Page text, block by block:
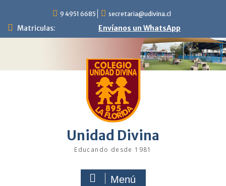
contenido
9 4951 6685 secretaria@udivina.cl
Matriculas: Envíanos un WhatsApp
Unidad Divina
Educando desde 1981
Menú